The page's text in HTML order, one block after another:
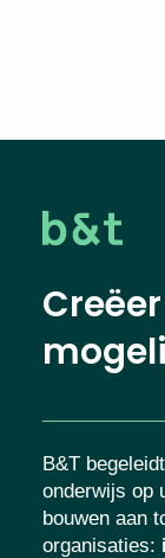
B&T
onderwijs op
bouwen aan
organisaties: